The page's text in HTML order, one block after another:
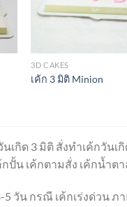
3D CAKES
เค้ก 3 มิติ Minion
นเกิด 3 มิติ สั่งทำเค้กวัน
ปั้น เค้กตามสั่ง เค้กน้ำต
วัน กรณี เค้กเร่งด่วน ภ